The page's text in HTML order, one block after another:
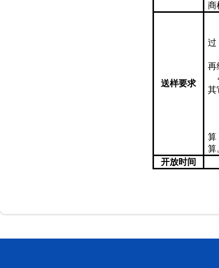
商
送样要求
过
再
其
算
算
开放时间